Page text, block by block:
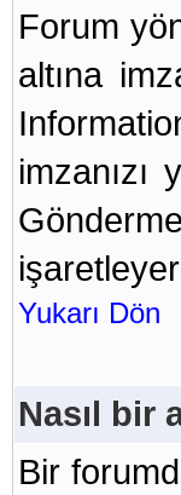
Forum
altına
imzanızı
Yukarı Dön
Nasıl bir
Bir